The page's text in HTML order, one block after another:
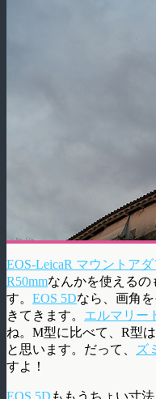
EOS-LeicaR マウントアダ
R50mmなんかを使えるの
す。 EOS 5Dなら、画角
きてきます。 エルマリー
ね。M型に比べて、R型
と思います。だって、
ズ
すよ！
EOS 5D ももうちょい寸